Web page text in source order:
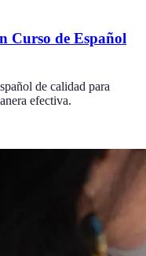
Curso de Español
de calidad para
efectiva.